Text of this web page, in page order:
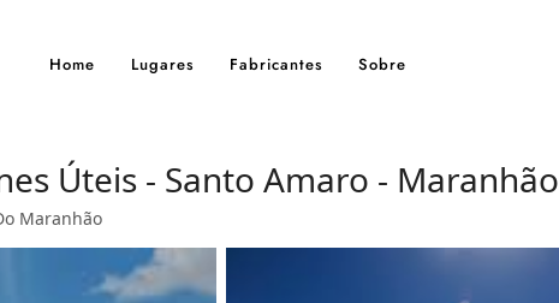
Home Lugares Fabricantes Sobre
Úteis - Santo Amaro - Maranhão
Maranhão